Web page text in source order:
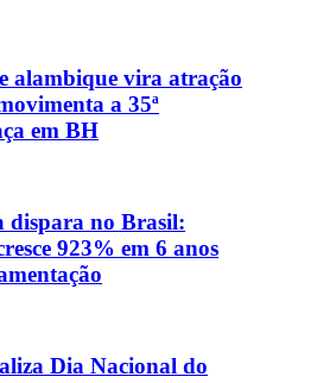
alambique vira atração
a 35ª
em BH
dispara no Brasil:
923% em 6 anos
Dia Nacional do